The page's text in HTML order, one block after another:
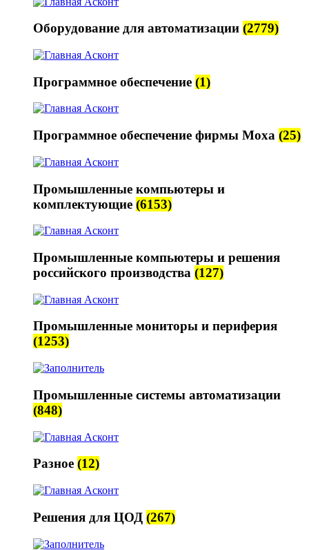
Оборудование для автоматизации (2779)
Программное обеспечение (1)
Программное обеспечение фирмы Moxa (25)
Промышленные компьютеры и
комплектующие (6153)
Промышленные компьютеры и решения
российского производства (127)
Промышленные мониторы и периферия
(1253)
Промышленные системы автоматизации
(848)
Разное (12)
Решения для ЦОД (267)